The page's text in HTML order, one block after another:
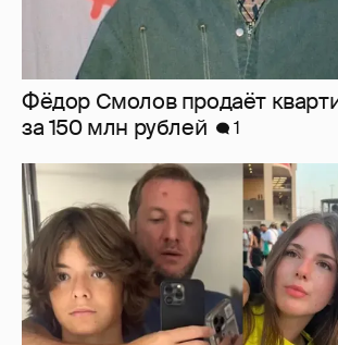
Резо Гигинеишвили показал
детьми от Надежды